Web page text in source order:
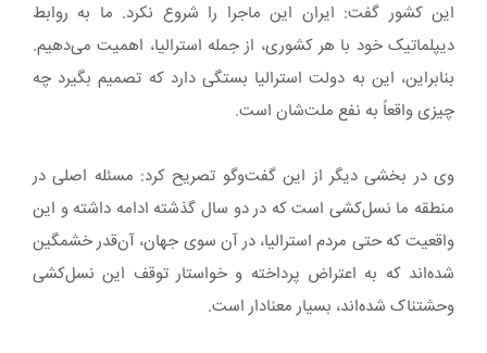
این کشور گفت: ایران این ماجرا را شروع نکرد. ما به روابط
دیپلماتیک خود با هر کشوری، از جمله استرالیا، اهمیت می‌دهیم.
بنابراین، این به دولت استرالیا بستگی دارد که تصمیم بگیرد چه
چیزی واقعاً به نفع ملت‌شان است.
وی در بخشی دیگر از این گفت‌وگو تصریح کرد: مسئله اصلی در
منطقه ما نسل‌کشی است که در دو سال گذشته ادامه داشته و این
واقعیت که حتی مردم استرالیا، در آن سوی جهان، آن‌قدر خشمگین
شده‌اند که به اعتراض پرداخته و خواستار توقف این نسل‌کشی
وحشتناک شده‌اند، بسیار معنادار است.